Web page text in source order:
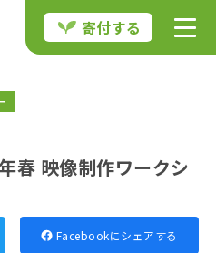
寄付する
春 映像制作ワークシ
Facebookにシェアする